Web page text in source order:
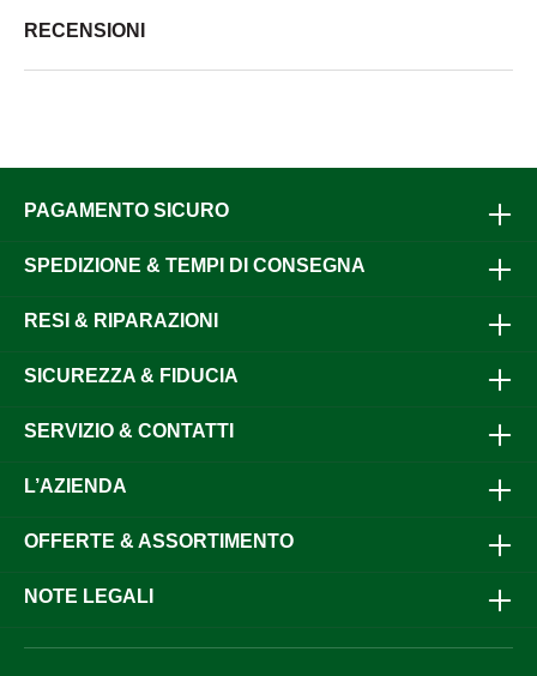
RECENSIONI
PAGAMENTO SICURO
SPEDIZIONE & TEMPI DI CONSEGNA
RESI & RIPARAZIONI
SICUREZZA & FIDUCIA
SERVIZIO & CONTATTI
L’AZIENDA
OFFERTE & ASSORTIMENTO
NOTE LEGALI